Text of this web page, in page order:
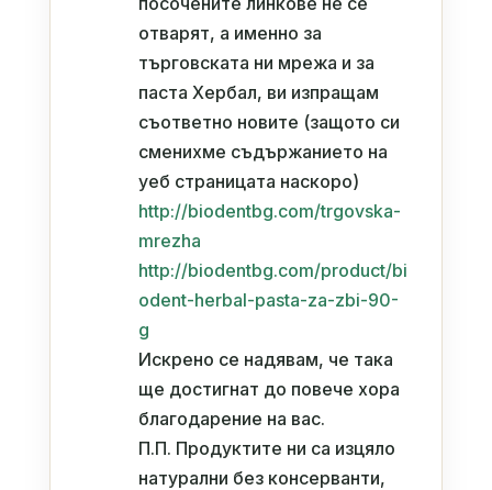
отварят, а именно за
търговската ни мрежа и за
паста Хербал, ви изпращам
съответно новите (защото си
сменихме съдържанието на
уеб страницата наскоро)
http://biodentbg.com/trgovska-
mrezha
http://biodentbg.com/product/bi
odent-herbal-pasta-za-zbi-90-
g
Искрено се надявам, че така
ще достигнат до повече хора
благодарение на вас.
П.П. Продуктите ни са изцяло
натурални без консерванти,